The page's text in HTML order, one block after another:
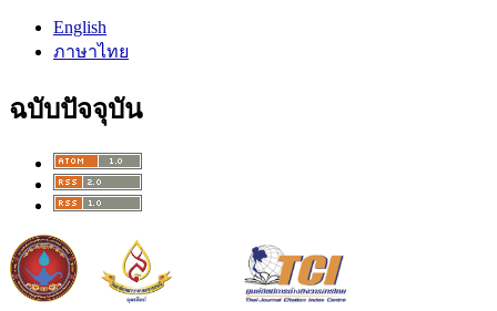
English
ภาษาไทย
ฉบับปัจจุบัน